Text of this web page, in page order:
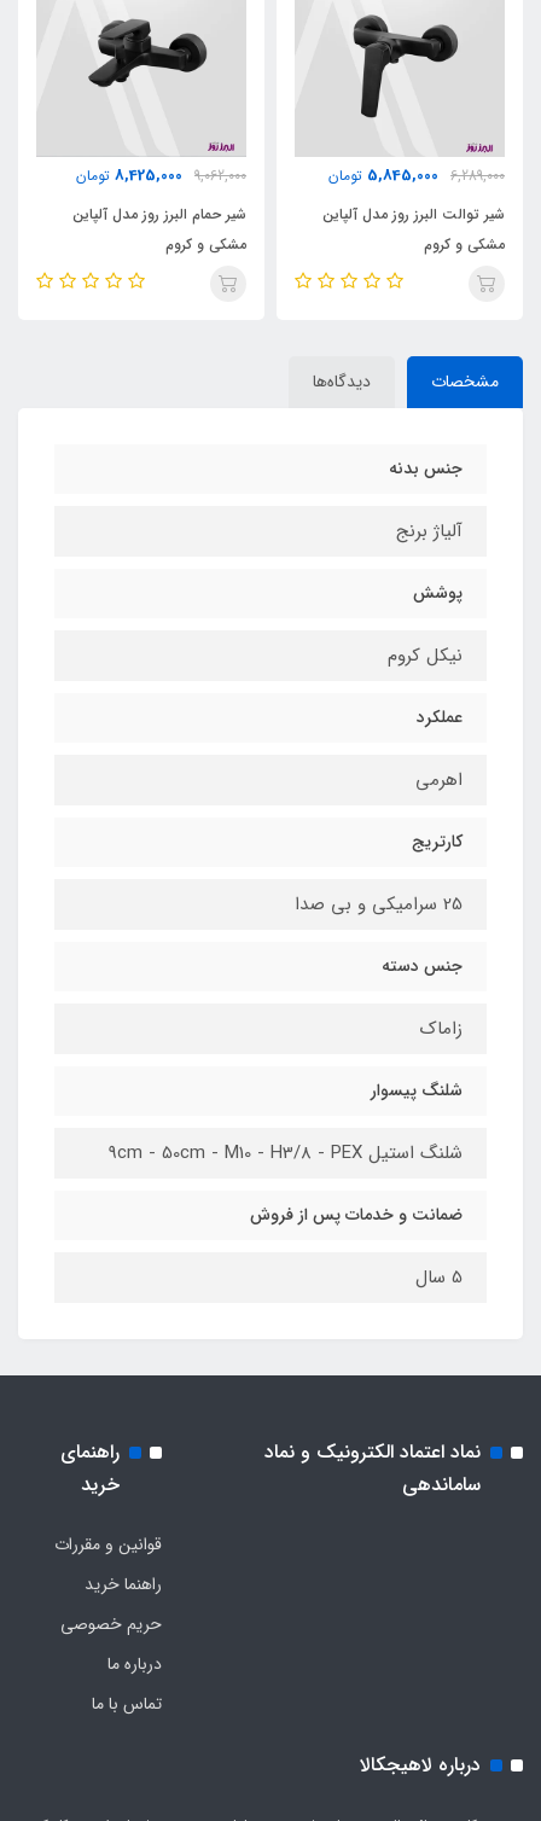
6,289,000
5,845,000 تومان
شیر توالت البرز روز مدل آلپاین
مشکی و کروم
9,062,000
8,425,000 تومان
شیر حمام البرز روز مدل آلپاین
مشکی و کروم
مشخصات دیدگاه‌ها
جنس بدنه
آلیاژ برنج
پوشش
نیکل کروم
عملکرد
اهرمی
کارتریج
25 سرامیکی و بی صدا
جنس دسته
زاماک
شلنگ پیسوار
شلنگ استیل 9cm - 50cm - M10 - H3/8 - PEX
ضمانت و خدمات پس از فروش
5 سال
نماد اعتماد الکترونیک و نماد
ساماندهی
راهنمای
خرید
قوانین و مقررات
راهنما خرید
حریم خصوصی
درباره ما
تماس با ما
درباره لاهیجکالا